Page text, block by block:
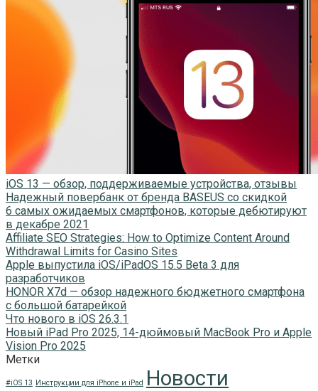
iOS 13 — обзор, поддерживаемые устройства, отзывы
Надежный повербанк от бренда BASEUS со скидкой
6 самых ожидаемых смартфонов, которые дебютируют
в декабре 2021
Affiliate SEO Strategies: How to Optimize Content Around
Withdrawal Limits for Casino Sites
Apple выпустила iOS/iPadOS 15.5 Beta 3 для
разработчиков
HONOR X7d — обзор надежного бюджетного смартфона
с большой батарейкой
Что нового в iOS 26.3.1
Новый iPad Pro 2025, 14-дюймовый MacBook Pro и Apple
Vision Pro 2025
Метки
#iOS 13 Инструкции для iPhone и iPad Новости